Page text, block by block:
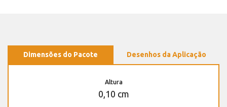
Dimensões do Pacote Desenhos da Aplicação
Altura
0,10 cm